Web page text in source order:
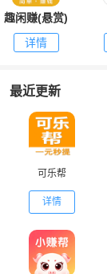
趣闲赚(悬赏)
详情
最近更新
可乐帮
详情